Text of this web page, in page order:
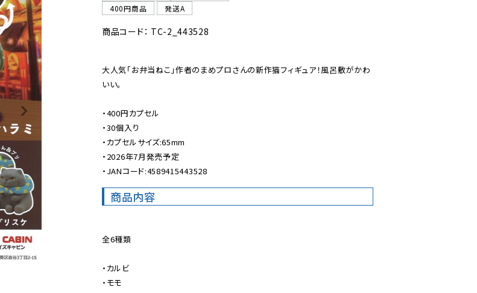
400円商品
発送A
商品コード： TC-2_443528
大人気「お弁当ねこ」作者のまめプロさんの新作猫フィギュア！風呂敷がかわ
いい。
・400円カプセル
・30個入り
・カプセルサイズ:65mm
・2026年7月発売予定
・JANコード:4589415443528
商品内容
全6種類
・カルビ
・モモ